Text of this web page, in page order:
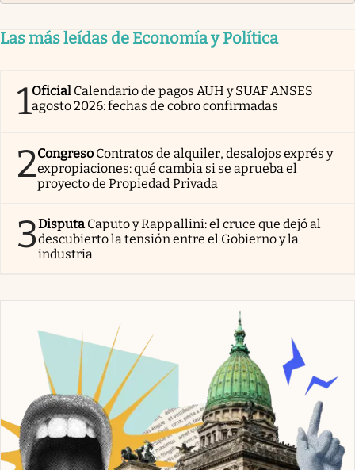
Las más leídas de Economía y Política
1Oficial Calendario de pagos AUH y SUAF ANSES
agosto 2026: fechas de cobro confirmadas
2Congreso Contratos de alquiler, desalojos exprés y
expropiaciones: qué cambia si se aprueba el
proyecto de Propiedad Privada
3Disputa Caputo y Rappallini: el cruce que dejó al
descubierto la tensión entre el Gobierno y la
industria